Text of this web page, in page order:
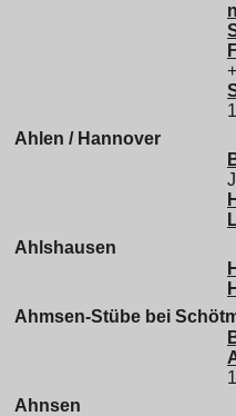
Ahlen / Hannover
Ahlshausen
Ahmsen-Stübe bei
Ahnsen